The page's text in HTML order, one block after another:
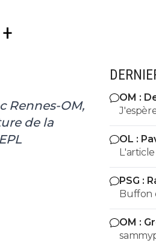
Rennes-OM,
de la
OM :
l’OL,
OL :
PSG :
écarte
Buffon
le
OM :
Frank